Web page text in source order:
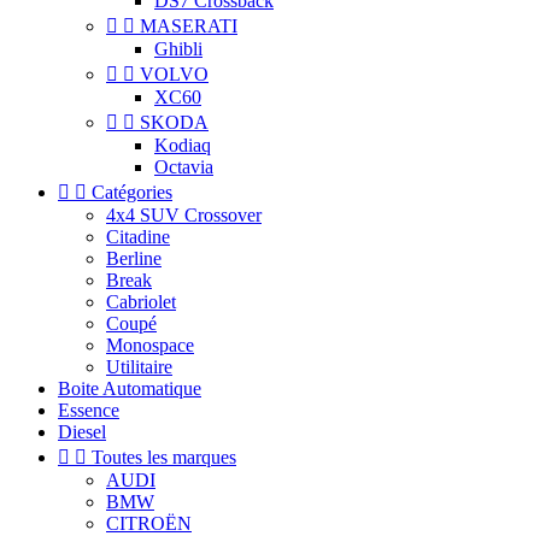
  MASERATI
Ghibli
  VOLVO
XC60
  SKODA
Kodiaq
Octavia
  Catégories
4x4 SUV Crossover
Citadine
Berline
Break
Cabriolet
Coupé
Monospace
Utilitaire
Boite Automatique
Essence
Diesel
  Toutes les marques
AUDI
BMW
CITROËN